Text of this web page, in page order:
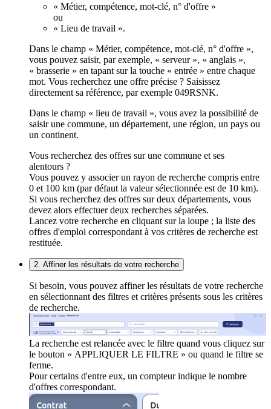
« Métier, compétence, mot-clé, n° d'offre »
ou
« Lieu de travail ».
Dans le champ « Métier, compétence, mot-clé, n° d'offre »,
vous pouvez saisir, par exemple, « serveur », « anglais »,
« brasserie » en tapant sur la touche « entrée » entre chaque
mot. Vous recherchez une offre précise ? Saisissez
directement sa référence, par exemple 049RSNK.
Dans le champ « lieu de travail », vous avez la possibilité de
saisir une commune, un département, une région, un pays ou
un continent.
Vous recherchez des offres sur une commune et ses
alentours ?
Vous pouvez y associer un rayon de recherche compris entre
0 et 100 km (par défaut la valeur sélectionnée est de 10 km).
Si vous recherchez des offres sur deux départements, vous
devez alors effectuer deux recherches séparées.
Lancez votre recherche en cliquant sur la loupe ; la liste des
offres d'emploi correspondant à vos critères de recherche est
restituée.
2. Affiner les résultats de votre recherche
Si besoin, vous pouvez affiner les résultats de votre recherche
en sélectionnant des filtres et critères présents sous les critères
de recherche.
La recherche est relancée avec le filtre quand vous cliquez sur
le bouton « APPLIQUER LE FILTRE » ou quand le filtre se
ferme.
Pour certains d'entre eux, un compteur indique le nombre
d'offres correspondant.